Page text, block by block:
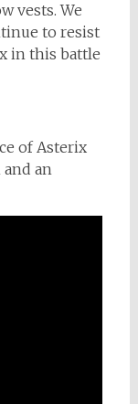
vests. We
to resist
in this battle
of Asterix
an